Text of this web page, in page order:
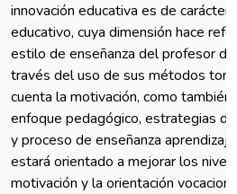
innovación educativa es de carácter
educativo, cuya dimensión hace
estilo de enseñanza del profesor
través del uso de sus métodos
cuenta la motivación, como también
enfoque pedagógico, estrategias
y proceso de enseñanza
estará orientado a mejorar los
motivación y la orientación